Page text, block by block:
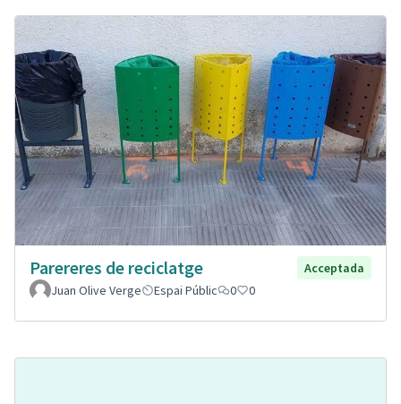
Parereres de reciclatge
Acceptada
Juan Olive Verge
Espai Públic 0 0